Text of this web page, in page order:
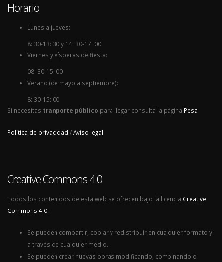
Horario
Lunes a jueves:
8: 30-13: 30 y 14: 30-17: 00
Viernes y vísperas de fiesta:
08: 30-15: 00
Verano (de mayo a septiembre):
8: 30-15: 00
Si necesitas tranporte público para llegar consulta la página Pesa
Política de privacidad /Aviso legal
Creative Commons 4.0
Todos los contenidos de esta web se ofrecen bajo la licencia Creative
Commons 4.0:
Se pueden compartir, copiar y redistribuir en cualquier formato y
a través de cualquier medio.
Se pueden crear nuevas obras modificando, combinando o